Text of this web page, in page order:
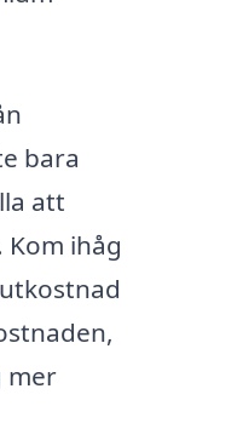
bara
att
ihåg
mer